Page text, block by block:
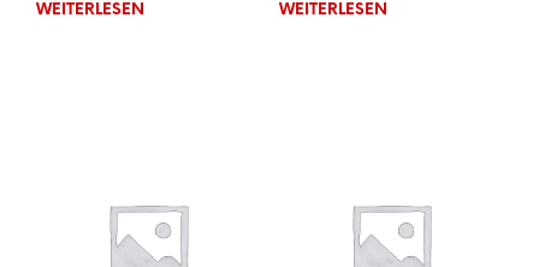
WEITERLESEN WEITERLESEN